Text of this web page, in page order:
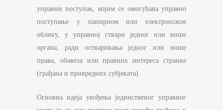
управни поступак, којим се омогућава управно
поступање у папирном или електронском
облику, у управној ствари једног или више
органа, ради остваривања једног или више
права, обавеза или правних интереса странке
(грађана и привредних субјеката).
Основна идеја увођења јединственог управног